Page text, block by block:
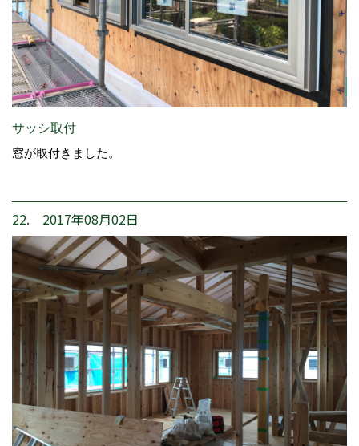
サッシ取付
窓が取付きました。
22. 2017年08月02日